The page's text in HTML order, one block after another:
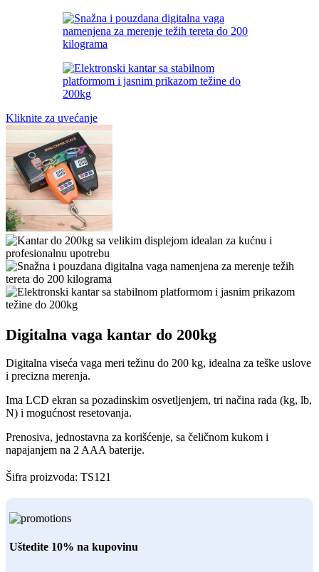
Kliknite za uvećanje
Digitalna vaga kantar do 200kg
Digitalna viseća vaga meri težinu do 200 kg, idealna za teške uslove
i precizna merenja.
Ima LCD ekran sa pozadinskim osvetljenjem, tri načina rada (kg, lb,
N) i mogućnost resetovanja.
Prenosiva, jednostavna za korišćenje, sa čeličnom kukom i
napajanjem na 2 AAA baterije.
Šifra proizvoda: TS121
Uštedite 10% na kupovinu